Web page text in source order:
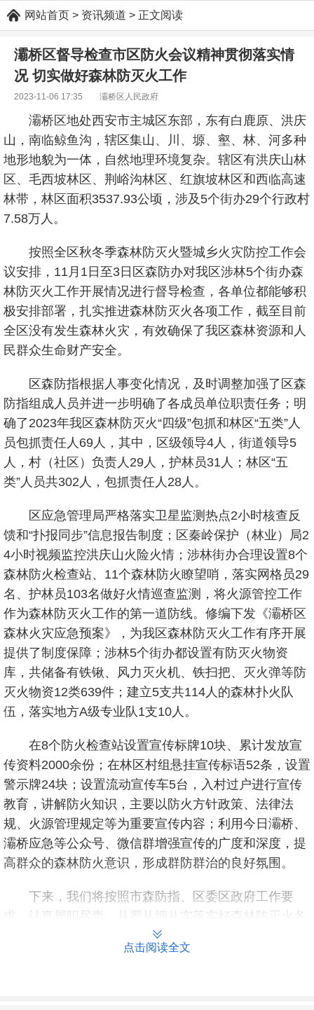
网站首页 > 资讯频道 > 正文阅读
灞桥区督导检查市区防火会议精神贯彻落实情
况 切实做好森林防灭火工作
2023-11-06 17:35 灞桥区人民政府
灞桥区地处西安市主城区东部，东有白鹿原、洪庆
山，南临鲸鱼沟，辖区集山、川、塬、壑、林、河多种
地形地貌为一体，自然地理环境复杂。辖区有洪庆山林
区、毛西坡林区、荆峪沟林区、红旗坡林区和西临高速
林带，林区面积3537.93公顷，涉及5个街办29个行政村
7.58万人。
按照全区秋冬季森林防灭火暨城乡火灾防控工作会
议安排，11月1日至3日区森防办对我区涉林5个街办森
林防灭火工作开展情况进行督导检查，各单位都能够积
极安排部署，扎实推进森林防灭火各项工作，截至目前
全区没有发生森林火灾，有效确保了我区森林资源和人
民群众生命财产安全。
区森防指根据人事变化情况，及时调整加强了区森
防指组成人员并进一步明确了各成员单位职责任务；明
确了2023年我区森林防灭火“四级”包抓和林区“五类”人
员包抓责任人69人，其中，区级领导4人，街道领导5
人，村（社区）负责人29人，护林员31人；林区“五
类”人员共302人，包抓责任人28人。
区应急管理局严格落实卫星监测热点2小时核查反
馈和“扑报同步”信息报告制度；区秦岭保护（林业）局2
4小时视频监控洪庆山火险火情；涉林街办合理设置8个
森林防火检查站、11个森林防火瞭望哨，落实网格员29
名、护林员103名做好火情巡查监测，将火源管控工作
作为森林防灭火工作的第一道防线。修编下发《灞桥区
森林火灾应急预案》，为我区森林防灭火工作有序开展
提供了制度保障；涉林5个街办都设置有防灭火物资
库，共储备有铁锹、风力灭火机、铁扫把、灭火弹等防
灭火物资12类639件；建立5支共114人的森林扑火队
伍，落实地方A级专业队1支10人。
在8个防火检查站设置宣传标牌10块、累计发放宣
传资料2000余份；在林区村组悬挂宣传标语52条，设置
警示牌24块；设置流动宣传车5台，入村过户进行宣传
教育，讲解防火知识，主要以防火方针政策、法律法
规、火源管理规定等为重要宣传内容；利用今日灞桥、
灞桥应急等公众号、微信群增强宣传的广度和深度，提
高群众的森林防火意识，形成群防群治的良好氛围。
下来，我们将按照市森防指、区委区政府工作要
求，认真履职尽责，从严从细从实落实好森林防灭火各
项措施，坚定守好“绿水青山”，切实维护“生态安全”，确
保全区社会和谐稳定和经济高质量发展。
点击阅读全文